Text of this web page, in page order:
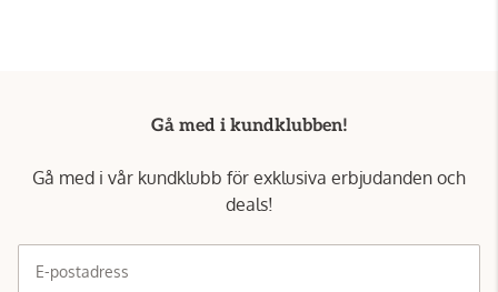
Gå med i kundklubben!
Gå med i vår kundklubb för exklusiva erbjudanden och
deals!
E-postadress